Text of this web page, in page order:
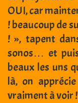
OUI, car
! beaucoup de
! », tapent
sonos… et
beaux les uns
là, on
vraiment à voir !